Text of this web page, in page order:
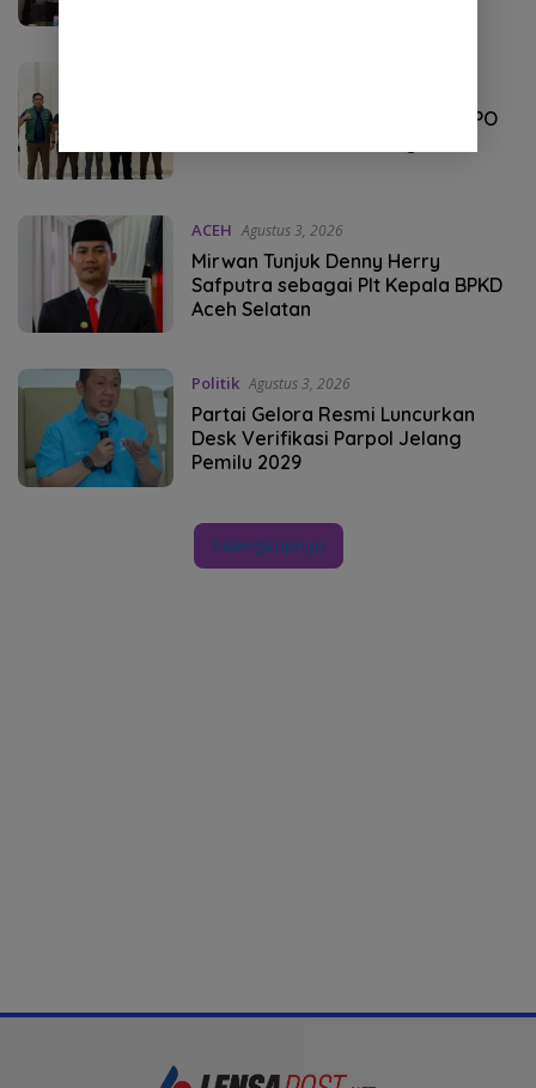
Kejari Aceh Selatan Tangkap DPO
ACEH Agustus 3, 2026
Mirwan Tunjuk Denny Herry
Safputra sebagai Plt Kepala BPKD
Aceh Selatan
Politik Agustus 3, 2026
Partai Gelora Resmi Luncurkan
Desk Verifikasi Parpol Jelang
Pemilu 2029
Selengkapnya